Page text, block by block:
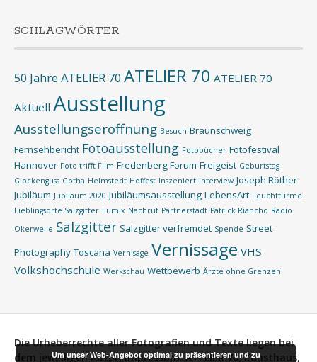
SCHLAGWÖRTER
50 Jahre ATELIER 70 ATELIER 70 ATELIER 70
Aktuell Ausstellung
Ausstellungseröffnung Besuch Braunschweig
Fernsehbericht Fotoausstellung Fotobücher Fotofestival
Hannover Foto trifft Film Fredenberg Forum Freigeist Geburtstag
Glockenguss Gotha Helmstedt Hoffest Inszeniert Interview Joseph Röther
Jubiläum Jubiläum 2020 Jubiläumsausstellung LebensArt Leuchttürme
Lieblingsorte Salzgitter Lumix Nachruf Partnerstadt Patrick Riancho Radio
Okerwelle Salzgitter Salzgitter verfremdet Spende Street
Photography Toscana Vernisage Vernissage VHS
Volkshochschule Werkschau Wettbewerb Ärzte ohne Grenzen
Die Urheberrechte aller Fotografien und Texte liegen bei
dem jeweiligen Autor.Impressum: ATELIER 70, Kunsthaus,
Um unser Web-Angebot optimal zu präsentieren und zu